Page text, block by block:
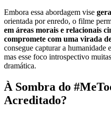
Embora essa abordagem vise
orientada por enredo, o filme
em áreas morais e relacionais
compromete com uma virada
consegue capturar a humanidade
mas esse foco introspectivo
dramática.
À Sombra do
Acreditado?